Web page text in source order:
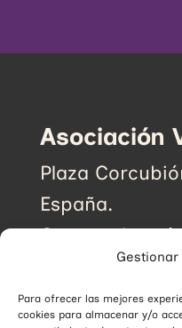
Para ofrecer las mejores
cookies para almacenar y/o
Asociación
Plaza
España.
Correo